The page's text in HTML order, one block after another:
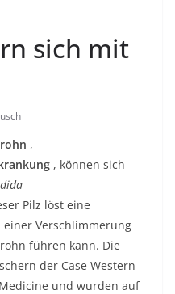
sich mit
,
, können sich
Pilz löst eine
Verschlimmerung
führen kann. Die
der Case Western
und wurden auf